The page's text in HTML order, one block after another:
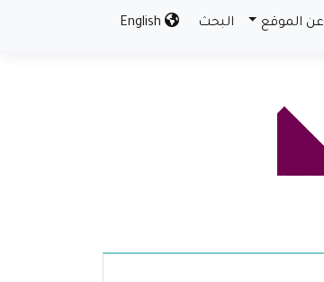
عن الموقع البحث